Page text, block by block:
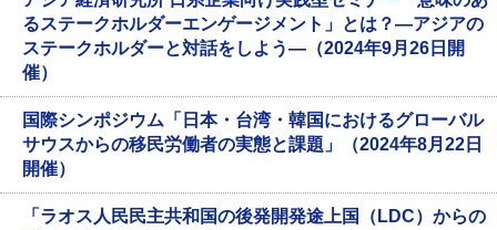
るステークホルダーエンゲージメント」とは？―アジアの
ステークホルダーと対話をしよう―（2024年9月26日開
催）
国際シンポジウム「日本・台湾・韓国におけるグローバル
サウスからの移民労働者の実態と課題」（2024年8月22日
開催）
「ラオス人民民主共和国の後発開発途上国（LDC）からの